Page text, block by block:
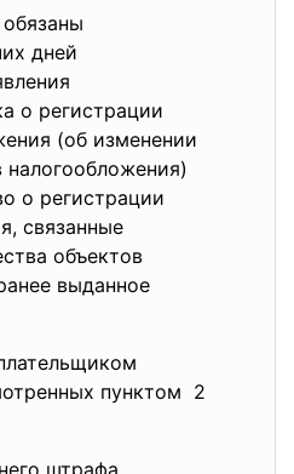
дней
о регистрации
(об изменении
налогообложения)
о регистрации
связанные
объектов
выданное
пунктом 2
штрафа